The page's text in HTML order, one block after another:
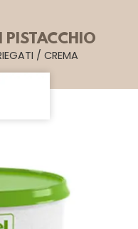
PISTACCHIO
/ CREMA